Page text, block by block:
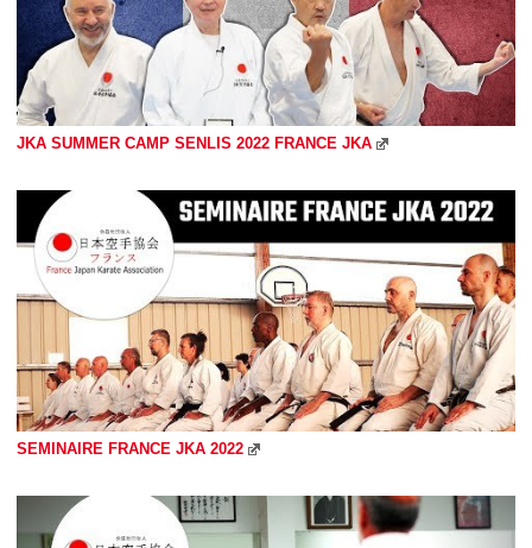
JKA SUMMER CAMP SENLIS 2022 FRANCE JKA
SEMINAIRE FRANCE JKA 2022